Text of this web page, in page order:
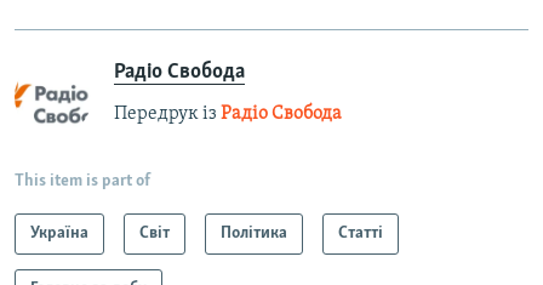
Радіо Свобода
Передрук із Радіо Свобода
This item is part of
Україна Світ Політика Статті